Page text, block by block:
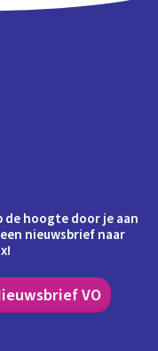
hoogte door je aan
nieuwsbrief naar
VO